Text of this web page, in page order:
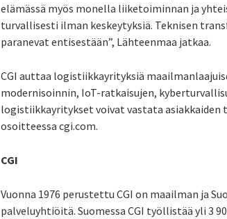
elämässä myös monella liiketoiminnan ja
turvallisesti ilman keskeytyksiä. Teknisen
paranevat entisestään”, Lähteenmaa jatkaa.
CGI auttaa logistiikkayrityksiä
modernisoinnin, IoT-ratkaisujen,
logistiikkayritykset voivat vastata
osoitteessa cgi.com.
CGI
Vuonna 1976 perustettu CGI on maailman ja
palveluyhtiöitä. Suomessa CGI työllistää yli 3